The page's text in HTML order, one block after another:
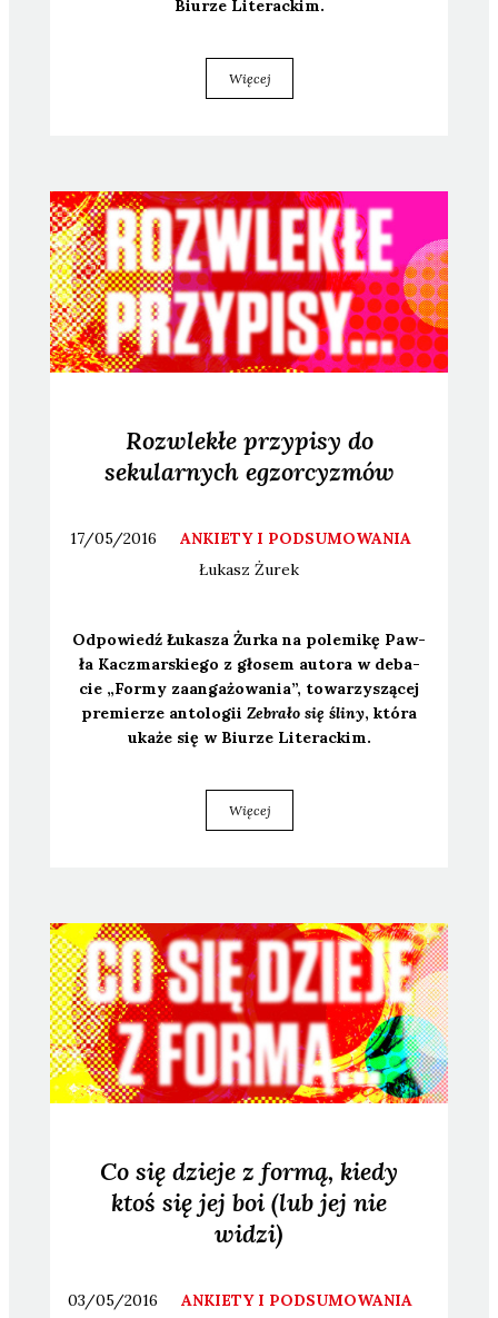
Biu­rze Lite­rac­kim.
Więcej
Rozwlekłe przypisy do
sekularnych egzorcyzmów
17/05/2016
ANKIETY I PODSUMOWANIA
Łukasz Żurek
Odpo­wiedź Łuka­sza Żur­ka na pole­mi­kę Paw­
ła Kacz­mar­skie­go z gło­sem auto­ra w deba­
cie „For­my zaan­ga­żo­wa­nia”, towa­rzy­szą­cej
pre­mie­rze anto­lo­gii Zebra­ło się śli­ny, któ­ra
uka­że się w Biu­rze Lite­rac­kim.
Więcej
Co się dzieje z formą, kiedy
ktoś się jej boi (lub jej nie
widzi)
03/05/2016
ANKIETY I PODSUMOWANIA